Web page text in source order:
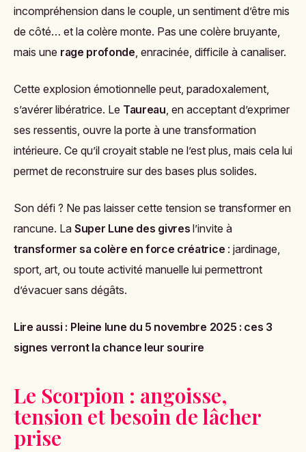
incompréhension dans le couple, un sentiment d’être mis
de côté… et la colère monte. Pas une colère bruyante,
mais une rage profonde , enracinée, difficile à canaliser.
Cette explosion émotionnelle peut, paradoxalement,
s’avérer libératrice. Le Taureau , en acceptant d’exprimer
ses ressentis, ouvre la porte à une transformation
intérieure. Ce qu’il croyait stable ne l’est plus, mais cela lui
permet de reconstruire sur des bases plus solides.
Son défi ? Ne pas laisser cette tension se transformer en
rancune. La Super Lune des givres l’invite à
transformer sa colère en force créatrice : jardinage,
sport, art, ou toute activité manuelle lui permettront
d’évacuer sans dégâts.
Lire aussi : Pleine lune du 5 novembre 2025 : ces 3
signes verront la chance leur sourire
Le Scorpion : angoisse,
tension et besoin de lâcher
prise